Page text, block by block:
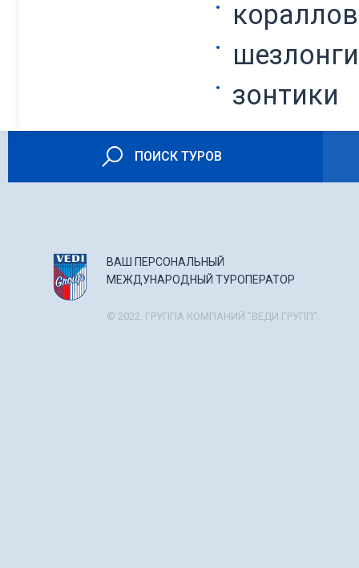
шезлонги
зонтики
ПОИСК ТУРОВ
ВАШ ПЕРСОНАЛЬНЫЙ
МЕЖДУНАРОДНЫЙ ТУРОПЕРАТОР
© 2022. ГРУППА КОМПАНИЙ "ВЕДИ ГРУПП".